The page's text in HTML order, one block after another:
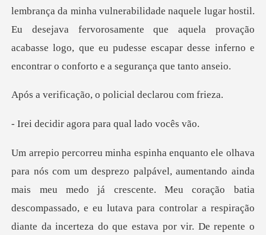
ele lugar hostil.
Eu desejava fervorosamente que aquela provação
acabasse logo, que e
o, o policial dec
agora para qual
meu medo já crescente. Meu coração batia
descompassado, e eu lutava para controlar a respiração
diante da ince